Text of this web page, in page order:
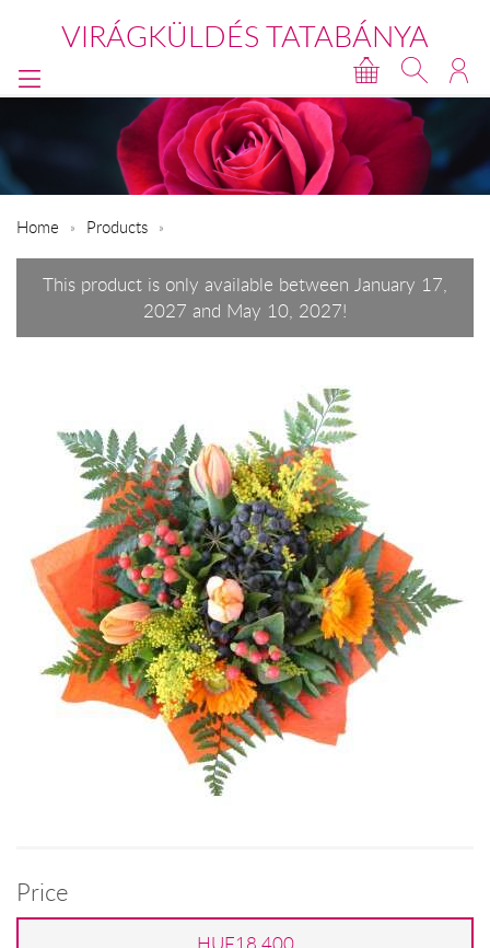
VIRÁGKÜLDÉS TATABÁNYA
Home Products
This product is only available between January 17,
2027 and May 10, 2027!
Price